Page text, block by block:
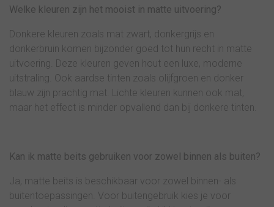
Welke kleuren zijn het mooist in matte uitvoering?
Donkere kleuren zoals mat zwart, donkergrijs en
donkerbruin komen bijzonder goed tot hun recht in matte
uitvoering. Deze kleuren geven hout een luxe, moderne
uitstraling. Ook aardse tinten zoals olijfgroen en donker
blauw zijn prachtig mat. Lichte kleuren kunnen ook mat,
maar het effect is minder opvallend dan bij donkere tinten.
Kan ik matte beits gebruiken voor zowel binnen als buiten?
Ja, matte beits is beschikbaar voor zowel binnen- als
buitentoepassingen. Voor buitengebruik kies je voor